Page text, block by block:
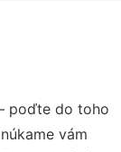
poďte do toho
vám